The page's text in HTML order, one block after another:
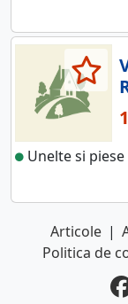
Unelte si piese
Articole |
Politica de